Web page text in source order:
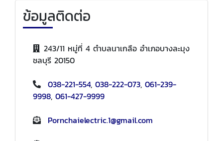
ข้อมูลติดต่อ
243/11 หมู่ที่ 4 ตำบลนาเกลือ อำเภอบางละมุง
ชลบุรี 20150
038-221-554, 038-222-073, 061-239-
9998, 061-427-9999
Pornchaielectric.1@gmail.com